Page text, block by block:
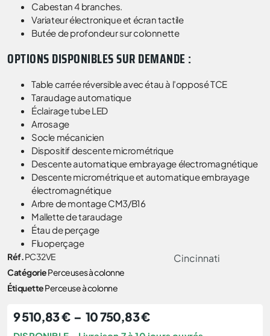
Cabestan 4 branches.
Variateur électronique et écran tactile
Butée de profondeur sur colonnette
OPTIONS DISPONIBLES SUR DEMANDE :
Table carrée réversible avec étau à l’opposé TCE
Taraudage automatique
Éclairage tube LED
Arrosage
Socle mécanicien
Dispositif descente micrométrique
Descente automatique embrayage électromagnétique
Descente micrométrique et automatique embrayage
électromagnétique
Arbre de montage CM3/B16
Mallette de taraudage
Étau de perçage
Fluoperçage
Réf.PC32VE
CatégoriePerceuses à colonne
ÉtiquettePerceuse à colonne
Cincinnati
9 510,83€ – 10 750,83€